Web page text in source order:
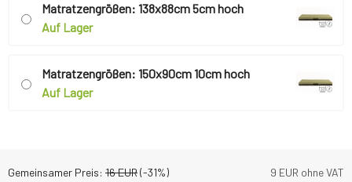
Matratzengrößen: 138x88cm 5cm hoch
Auf Lager
Matratzengrößen: 150x90cm 10cm hoch
Auf Lager
Gemeinsamer Preis: 16EUR(-31%) 9 EUR ohne VAT